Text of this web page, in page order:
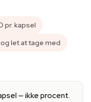
pr. kapsel
let at tage med
— ikke procent.